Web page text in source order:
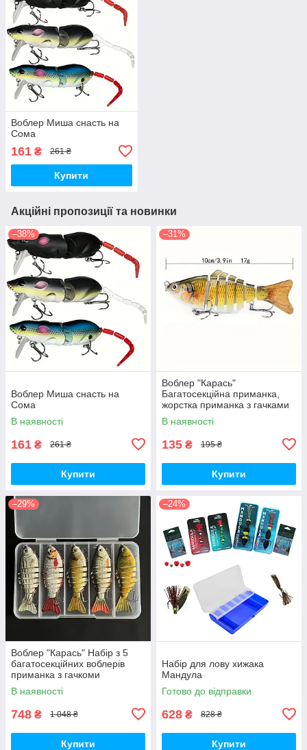
Воблер Миша снасть на
Сома
161 ₴ 261 ₴
Купити
Акційні пропозиції та новинки
–38%
Воблер Миша снасть на
Сома
В наявності
161 ₴ 261 ₴
Купити
–31%
Воблер "Карась"
Багатосекційна приманка,
жорстка приманка з гачками
В наявності
135 ₴ 195 ₴
Купити
–29%
Воблер "Карась" Набір з 5
багатосекційних воблерів
приманка з гачкоми
В наявності
748 ₴ 1 048 ₴
Купити
–24%
Набір для лову хижака
Мандула
Готово до відправки
628 ₴ 828 ₴
Купити